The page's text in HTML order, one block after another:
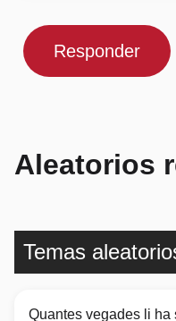
Responder
Aleatorios
Temas
Quantes vegades li